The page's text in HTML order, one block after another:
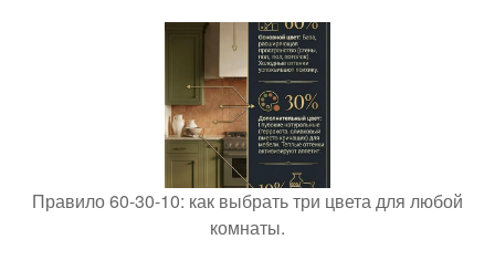
Правило 60-30-10: как выбрать три цвета для любой
комнаты.